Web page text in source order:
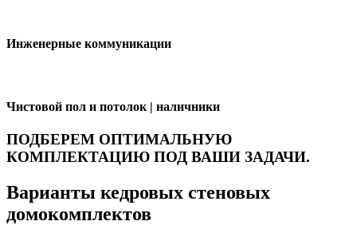
Инженерные коммуникации
Чистовой пол и потолок | наличники
ПОДБЕРЕМ ОПТИМАЛЬНУЮ
КОМПЛЕКТАЦИЮ ПОД ВАШИ ЗАДАЧИ.
Варианты кедровых стеновых
домокомплектов